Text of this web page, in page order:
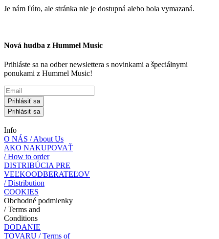
Je nám ľúto, ale stránka nie je dostupná alebo bola vymazaná.
Nová hudba z Hummel Music
Prihláste sa na odber newslettera s novinkami a špeciálnymi
ponukami z Hummel Music!
Prihlásiť sa
Prihlásiť sa
Info
O NÁS / About Us
AKO NAKUPOVAŤ
/ How to order
DISTRIBÚCIA PRE
VEĽKOODBERATEĽOV
/ Distribution
COOKIES
Obchodné podmienky
/ Terms and
Conditions
DODANIE
TOVARU / Terms of